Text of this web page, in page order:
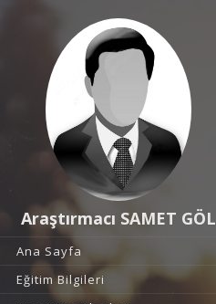
Araştırmacı SAMET GÖL
Ana Sayfa
Eğitim Bilgileri